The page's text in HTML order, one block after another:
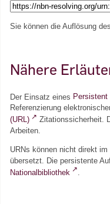
Sie können die Auflösung
Nähere
Der Einsatz eines Persistent
Referenzierung
(URL)
Zitationssicherheit.
Arbeiten.
URNs können nicht direkt
übersetzt. Die persistente
Nationalbibliothek